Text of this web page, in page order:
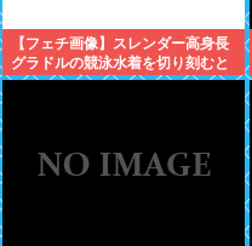
【フェチ画像】スレンダー高身長
グラドルの競泳水着を切り刻むと
ヌルヌル 大開脚×マッサージ